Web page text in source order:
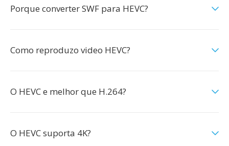
Porque converter SWF para HEVC?
Como reproduzo video HEVC?
O HEVC e melhor que H.264?
O HEVC suporta 4K?